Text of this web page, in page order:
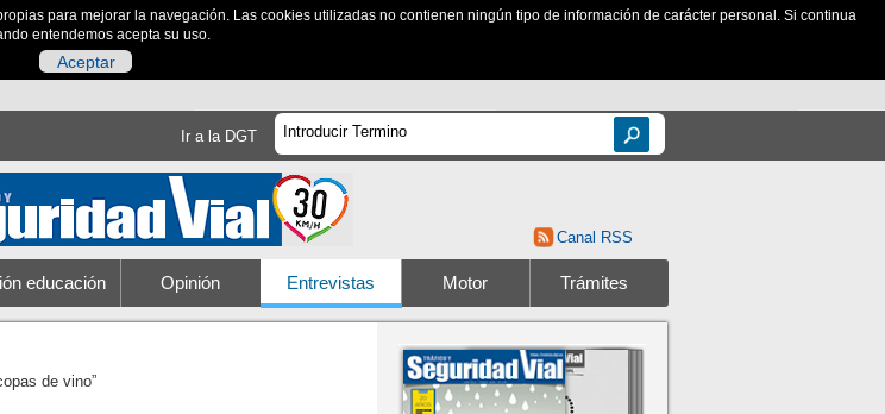
para mejorar la navegación. Las cookies utilizadas no contienen ningún tipo de información de carácter personal. Si continua
entendemos acepta su uso.
Aceptar
Ir a la DGT
Canal RSS
educación Opinión Entrevistas Motor Trámites
de vino”